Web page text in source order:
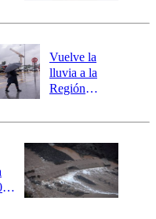
Vuelve la
lluvia a la
Región
este es el
la DMC para
este viernes